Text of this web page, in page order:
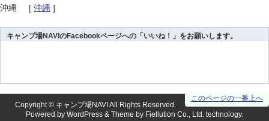
沖縄
[ 沖縄 ]
キャンプ場NAVIのFacebookページへの「いいね！」をお願いします。
このページの一番上へ
Copyright © キャンプ場NAVI All Rights Reserved.
Powered by WordPress & Theme by Fiellution Co., Ltd. technology.